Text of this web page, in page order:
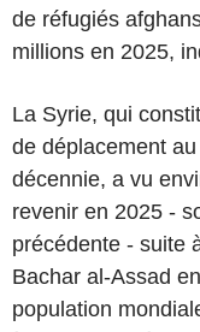
de réfugiés
millions en 2025,
La Syrie, qui
de déplacement
décennie, a vu
revenir en 2025 -
précédente - suite
Bachar al-Assad
population